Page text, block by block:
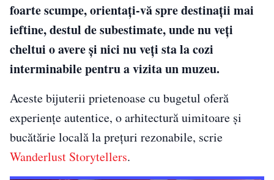
foarte scumpe, orientați-vă spre destinații mai
ieftine, destul de subestimate, unde nu veți
cheltui o avere și nici nu veți sta la cozi
interminabile pentru a vizita un muzeu.
Aceste bijuterii prietenoase cu bugetul oferă
experiențe autentice, o arhitectură uimitoare și
bucătărie locală la prețuri rezonabile, scrie
Wanderlust Storytellers.